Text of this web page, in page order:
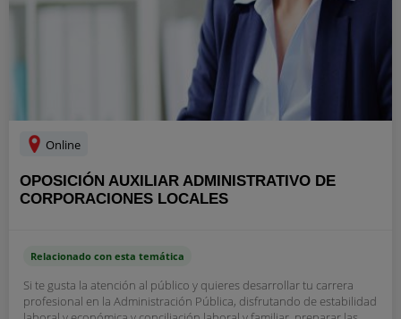
Online
OPOSICIÓN AUXILIAR ADMINISTRATIVO DE
CORPORACIONES LOCALES
Relacionado con esta temática
Si te gusta la atención al público y quieres desarrollar tu carrera
profesional en la Administración Pública, disfrutando de estabilidad